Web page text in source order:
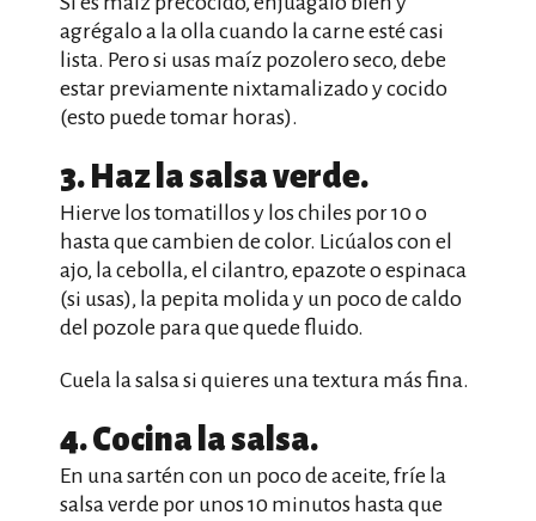
agrégalo a la olla cuando la carne esté casi
lista. Pero si usas maíz pozolero seco, debe
estar previamente nixtamalizado y cocido
(esto puede tomar horas).
3. Haz la salsa verde.
Hierve los tomatillos y los chiles por 10 o
hasta que cambien de color. Licúalos con el
ajo, la cebolla, el cilantro, epazote o espinaca
(si usas), la pepita molida y un poco de caldo
del pozole para que quede fluido.
Cuela la salsa si quieres una textura más fina.
4. Cocina la salsa.
En una sartén con un poco de aceite, fríe la
salsa verde por unos 10 minutos hasta que